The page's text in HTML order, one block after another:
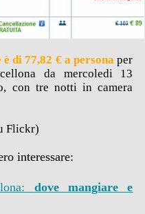
di 77,82 € a persona per
da mercoledi 13
con tre notti in camera
Flickr)
interessare:
dove mangiare e